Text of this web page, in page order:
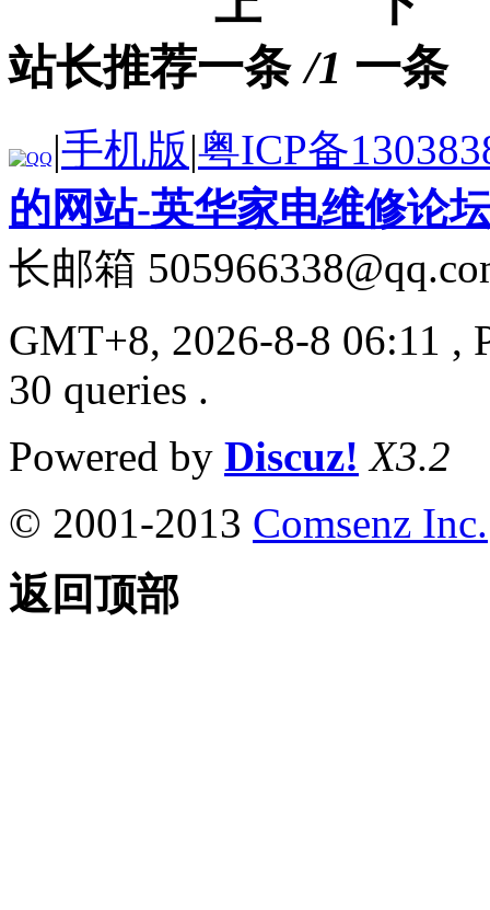
站长推荐 /1
|手机版|粤ICP备
的网站-英华家电维修论
长邮箱
GMT+8, 2026-8-8 06:11 ,
30 queries .
Powered by Discuz! X3.2
© 2001-2013 Comsenz Inc.
返回顶部